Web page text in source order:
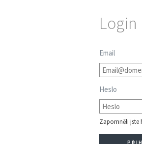
Login
Email
Heslo
Zapomněli jste